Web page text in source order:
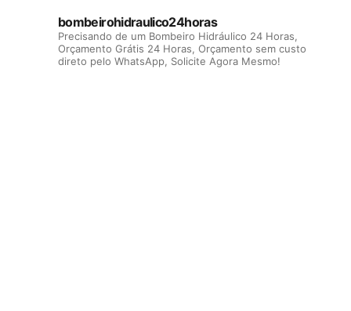
bombeirohidraulico24horas
Precisando de um Bombeiro Hidráulico 24 Horas,
Orçamento Grátis 24 Horas, Orçamento sem custo
direto pelo WhatsApp, Solicite Agora Mesmo!